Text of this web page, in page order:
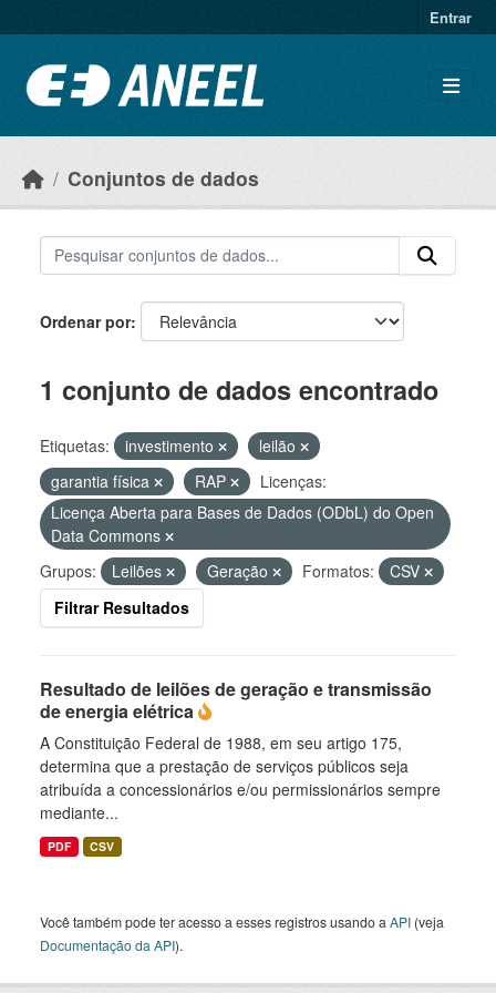
Entrar
Conjuntos de dados
Ordenar por
1 conjunto de dados encontrado
Etiquetas: investimento
leilão
garantia física
RAP
Licenças:
Licença Aberta para Bases de Dados (ODbL) do Open
Data Commons
Grupos:
Leilões Geração Formatos:
CSV
Filtrar Resultados
Resultado de leilões de geração e transmissão
de energia elétrica
A Constituição Federal de 1988, em seu artigo 175,
determina que a prestação de serviços públicos seja
atribuída a concessionários e/ou permissionários sempre
mediante...
PDF CSV
Você também pode ter acesso a esses registros usando a API (veja
Documentação da API).